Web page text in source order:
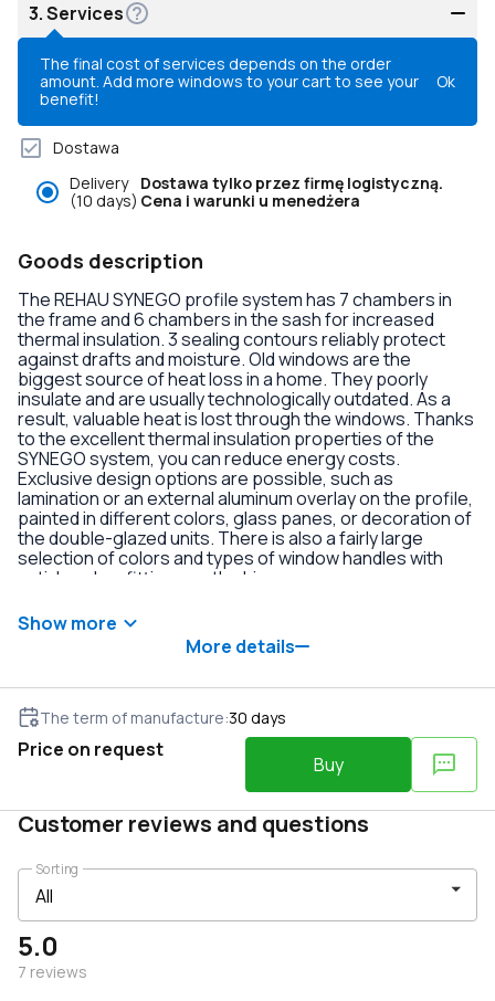
3.Services
The final cost of services depends on the order
amount. Add more windows to your cart to see your
benefit!
Ok
Dostawa
Delivery
(10 days)
Dostawa tylko przez firmę logistyczną.
Cena i warunki u menedżera
Goods description
The REHAU SYNEGO profile system has 7 chambers in
the frame and 6 chambers in the sash for increased
thermal insulation. 3 sealing contours reliably protect
against drafts and moisture. Old windows are the
biggest source of heat loss in a home. They poorly
insulate and are usually technologically outdated. As a
result, valuable heat is lost through the windows. Thanks
to the excellent thermal insulation properties of the
SYNEGO system, you can reduce energy costs.
Exclusive design options are possible, such as
lamination or an external aluminum overlay on the profile,
painted in different colors, glass panes, or decoration of
the double-glazed units. There is also a fairly large
selection of colors and types of window handles with
anti-burglary fittings on the hinges.
Show more
More details
The term of manufacture:30 days
Price on request
Buy
Customer reviews and questions
5.0
7 reviews
Sorting